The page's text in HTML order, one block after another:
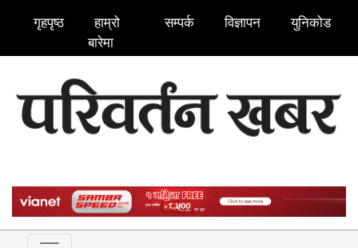
गृहपृष्ठ
हाम्रो
बारेमा
सम्पर्क विज्ञापन युनिकोड